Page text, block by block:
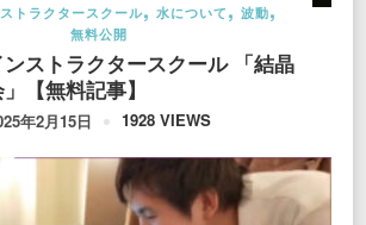
トラクタースクール
水について
波動
無料公開
ストラクタースクール 「結晶
【無料記事】
年2月15日 1928 VIEWS